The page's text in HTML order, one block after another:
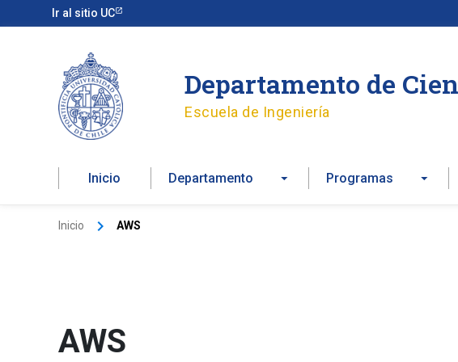
Ir al sitio UC
al
Departamento de
Escuela de Ingeniería
Inicio Departamento Programas
Inicio AWS
AWS